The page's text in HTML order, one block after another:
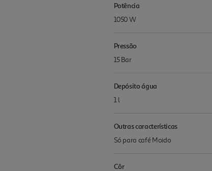
Potência
1050 W
Pressão
15 Bar
Depósito água
1 l
Outras características
Só para café Moido
Côr